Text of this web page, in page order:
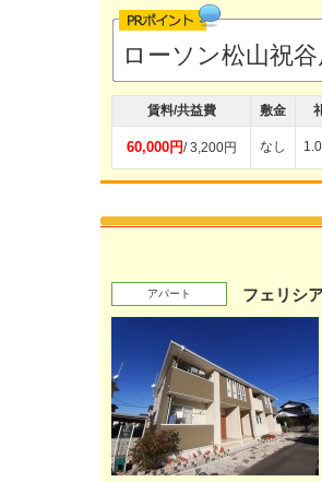
ローソン松山祝
賃料/共益費 敷金
60,000円/ 3,200円 なし
アパート フェリシ